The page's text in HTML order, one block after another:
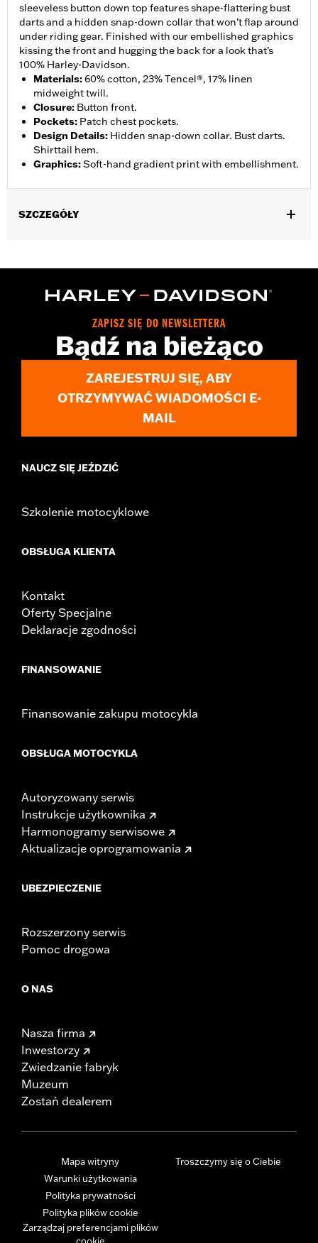
sleeveless button down top features shape-flattering bust
darts and a hidden snap-down collar that won’t flap around
under riding gear. Finished with our embellished graphics
kissing the front and hugging the back for a look that’s
100% Harley-Davidson.
Materials:60% cotton, 23% Tencel®, 17% linen
midweight twill.
Closure: Button front.
Pockets: Patch chest pockets.
Design Details: Hidden snap-down collar. Bust darts.
Shirttail hem.
Graphics:Soft-hand gradient print with embellishment.
SZCZEGÓŁY
Functional Features:Button Front
d.com/warrantyfor full details
ZAPISZ SIĘ DO NEWSLETTERA
Bądź na bieżąco
ZAREJESTRUJ SIĘ, ABY
OTRZYMYWAĆ WIADOMOŚCI E-
MAIL
NAUCZ SIĘ JEŹDZIĆ
Szkolenie motocyklowe
OBSŁUGA KLIENTA
Kontakt
Oferty Specjalne
Deklaracje zgodności
FINANSOWANIE
Finansowanie zakupu motocykla
OBSŁUGA MOTOCYKLA
Autoryzowany serwis
Instrukcje użytkownika
Harmonogramy serwisowe
Aktualizacje oprogramowania
UBEZPIECZENIE
Rozszerzony serwis
Pomoc drogowa
O NAS
Nasza firma
Inwestorzy
Zwiedzanie fabryk
Muzeum
Zostań dealerem
Mapa witryny
Warunki użytkowania
Polityka prywatności
Polityka plików cookie
Zarządzaj preferencjami plików
cookie
Troszczymy się o Ciebie